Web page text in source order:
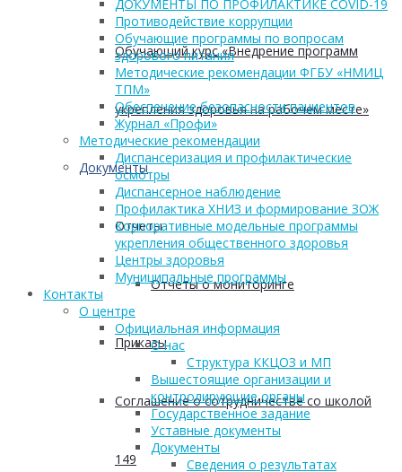
Обучающий курс «Внедрение программ
укрепления здоровья на рабочем месте»
Документы
Отчеты
Отчеты о мониторинге
Приказы
Соглашение о сотрудничестве со школой
149
ДОКУМЕНТЫ ПО ПРОФИЛАКТИКЕ COVID-19
Противодействие коррупции
Обучающие программы по вопросам
здорового питания
Методические рекомендации ФГБУ «НМИЦ
ТПМ»
Обеспечение безопасности пациентов
Журнал «Профи»
Методические рекомендации
Диспансеризация и профилактические
осмотры
Диспансерное наблюдение
Профилактика ХНИЗ и формирование ЗОЖ
Корпоративные модельные программы
укрепления общественного здоровья
Центры здоровья
Муниципальные программы
Контакты
О центре
Официальная информация
О нас
Структура ККЦОЗ и МП
Вышестоящие организации и
контролирующие органы
Государственное задание
Уставные документы
Документы
Сведения о результатах